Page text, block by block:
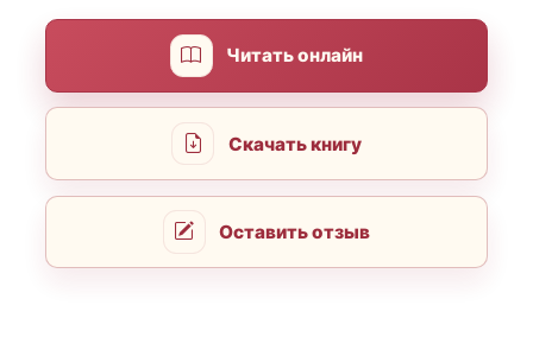
Читать онлайн
Скачать книгу
Оставить отзыв